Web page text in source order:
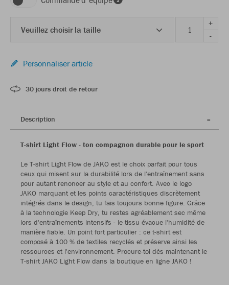
Veuillez choisir la taille
+
-
Personnaliser article
30 jours droit de retour
Description
T-shirt Light Flow - ton compagnon durable pour le sport
Le T-shirt Light Flow de JAKO est le choix parfait pour tous
ceux qui misent sur la durabilité lors de l'entraînement sans
pour autant renoncer au style et au confort. Avec le logo
JAKO marquant et les points caractéristiques discrètement
intégrés dans le design, tu fais toujours bonne figure. Grâce
à la technologie Keep Dry, tu restes agréablement sec même
lors d'entraînements intensifs - le tissu évacue l'humidité de
manière fiable. Un point fort particulier : ce t-shirt est
composé à 100 % de textiles recyclés et préserve ainsi les
ressources et l'environnement. Procure-toi dès maintenant le
T-shirt JAKO Light Flow dans la boutique en ligne JAKO !